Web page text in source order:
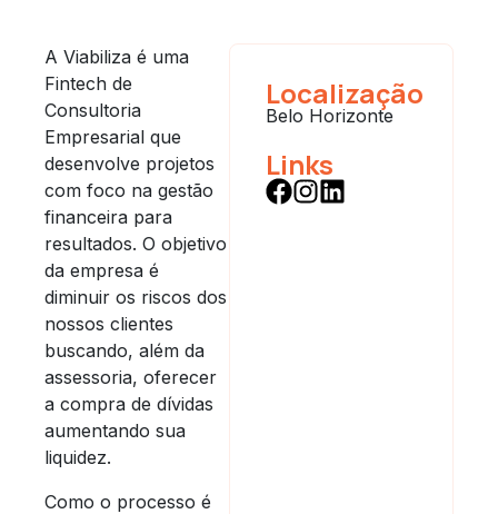
A Viabiliza é uma
Fintech de
Consultoria
Empresarial que
desenvolve projetos
com foco na gestão
financeira para
resultados. O objetivo
da empresa é
diminuir os riscos dos
nossos clientes
buscando, além da
assessoria, oferecer
a compra de dívidas
aumentando sua
liquidez.
Como o processo é
Localização
Belo Horizonte
Links